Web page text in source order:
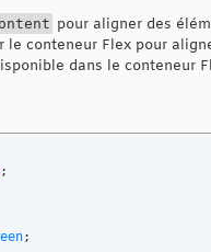
pour aligner des
le conteneur Flex pour
dans le conteneur
;
;